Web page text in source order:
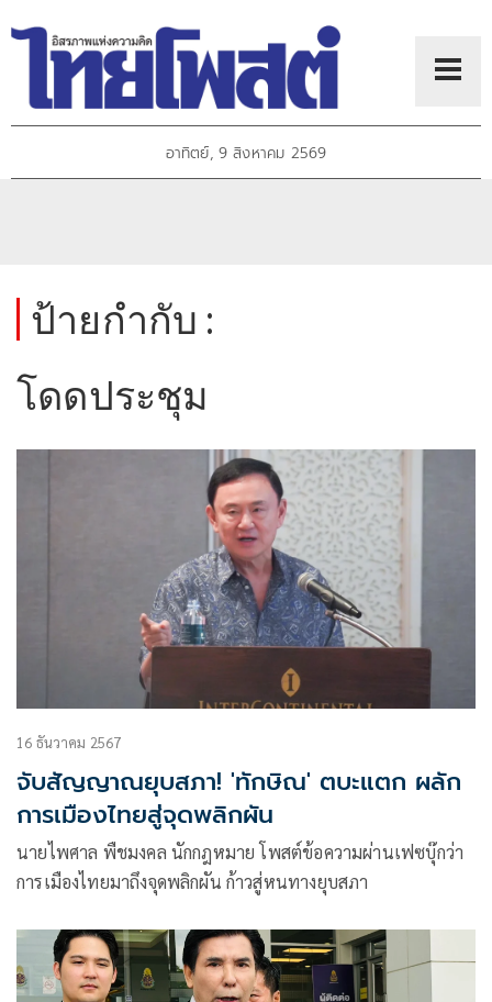
อาทิตย์, 9 สิงหาคม 2569
ป้ายกำกับ :
โดดประชุม
16 ธันวาคม 2567
จับสัญญาณยุบสภา! 'ทักษิณ' ตบะแตก ผลัก
การเมืองไทยสู่จุดพลิกผัน
นายไพศาล พืชมงคล นักกฎหมาย โพสต์ข้อความผ่านเฟซบุ๊กว่า
การเมืองไทยมาถึงจุดพลิกผัน ก้าวสู่หนทางยุบสภา